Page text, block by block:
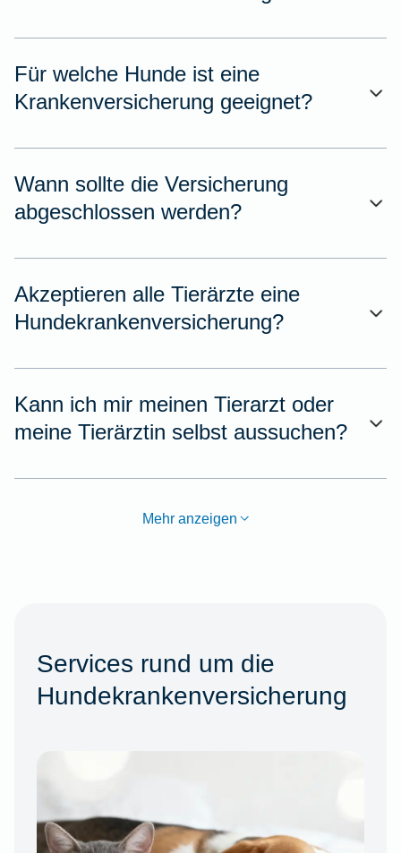
Für welche Hunde ist eine
Krankenversicherung geeignet?
Wann sollte die Versicherung
abgeschlossen werden?
Akzeptieren alle Tierärzte eine
Hundekrankenversicherung?
Kann ich mir meinen Tierarzt oder
meine Tierärztin selbst aussuchen?
Mehr anzeigen
Services rund um die
Hundekrankenversicherung